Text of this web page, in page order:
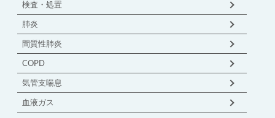
検査・処置
肺炎
間質性肺炎
COPD
気管支喘息
血液ガス